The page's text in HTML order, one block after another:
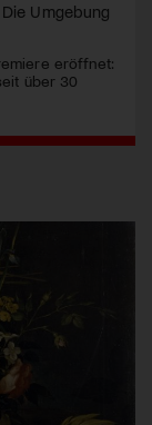
Umgebung
eröffnet:
über 30